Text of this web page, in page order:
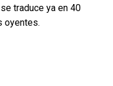
traduce ya en 40
oyentes.